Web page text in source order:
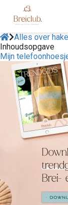
Alles over
Inhoudsopgave
Mijn